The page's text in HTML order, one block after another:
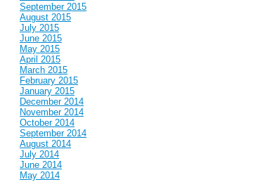
September 2015
August 2015
July 2015
June 2015
May 2015
April 2015
March 2015
February 2015
January 2015
December 2014
November 2014
October 2014
September 2014
August 2014
July 2014
June 2014
May 2014